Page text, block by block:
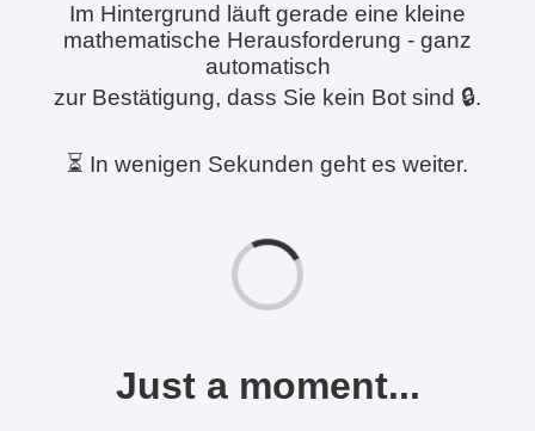
Im Hintergrund läuft gerade eine kleine
mathematische Herausforderung - ganz
automatisch
zur Bestätigung, dass Sie kein Bot sind 🔒.
⏳ In wenigen Sekunden geht es weiter.
Just a moment...